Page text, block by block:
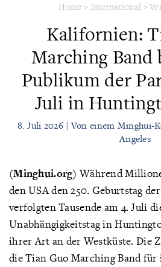
Home > International >
Kalifornien:
Marching Band
Publikum der
Juli in
8. Juli 2026 | Von einem Minghui-
Angeles
(Minghui.org) Während
den USA den 250. Geburtstag
verfolgten Tausende am 4. Juli
Unabhängigkeitstag in
ihrer Art an der Westküste. Die
die Tian Guo Marching Band für